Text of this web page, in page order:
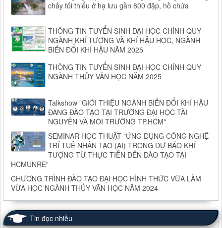
chảy tối thiểu ở hạ lưu gần 800 đập, hồ chứa
THÔNG TIN TUYỂN SINH ĐẠI HỌC CHÍNH QUY
NGÀNH KHÍ TƯỢNG VÀ KHÍ HẬU HỌC, NGÀNH
BIẾN ĐỔI KHÍ HẬU NĂM 2025
THÔNG TIN TUYỂN SINH ĐẠI HỌC CHÍNH QUY
NGÀNH THỦY VĂN HỌC NĂM 2025
Talkshow "GIỚI THIỆU NGÀNH BIẾN ĐỔI KHÍ HẬU
ĐANG ĐÀO TẠO TẠI TRƯỜNG ĐẠI HỌC TÀI
NGUYÊN VÀ MÔI TRƯỜNG TP.HCM"
SEMINAR HỌC THUẬT "ỨNG DỤNG CÔNG NGHỆ
TRÍ TUỆ NHÂN TẠO (AI) TRONG DỰ BÁO KHÍ
TƯỢNG TỪ THỰC TIỄN ĐẾN ĐÀO TẠO TẠI
HCMUNRE"
CHƯƠNG TRÌNH ĐÀO TẠO ĐẠI HỌC HÌNH THỨC VỪA LÀM
VỪA HỌC NGÀNH THỦY VĂN HỌC NĂM 2024
Tin đọc nhiều